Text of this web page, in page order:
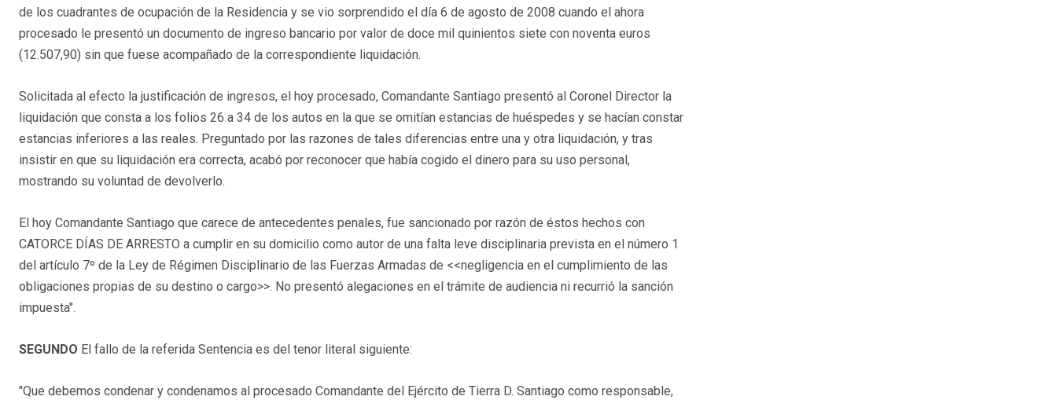
de los cuadrantes de ocupación de la Residencia y se vio sorprendido el día 6 de agosto de 2008 cuando el ahora
procesado le presentó un documento de ingreso bancario por valor de doce mil quinientos siete con noventa euros
(12.507,90) sin que fuese acompañado de la correspondiente liquidación.
Solicitada al efecto la justificación de ingresos, el hoy procesado, Comandante Santiago presentó al Coronel Director la
liquidación que consta a los folios 26 a 34 de los autos en la que se omitían estancias de huéspedes y se hacían constar
estancias inferiores a las reales. Preguntado por las razones de tales diferencias entre una y otra liquidación, y tras
insistir en que su liquidación era correcta, acabó por reconocer que había cogido el dinero para su uso personal,
mostrando su voluntad de devolverlo.
El hoy Comandante Santiago que carece de antecedentes penales, fue sancionado por razón de éstos hechos con
CATORCE DÍAS DE ARRESTO a cumplir en su domicilio como autor de una falta leve disciplinaria prevista en el número 1
del artículo 7º de la Ley de Régimen Disciplinario de las Fuerzas Armadas de <<negligencia en el cumplimiento de las
obligaciones propias de su destino o cargo>>. No presentó alegaciones en el trámite de audiencia ni recurrió la sanción
impuesta".
SEGUNDO El fallo de la referida Sentencia es del tenor literal siguiente:
"Que debemos condenar y condenamos al procesado Comandante del Ejército de Tierra D. Santiago como responsable,